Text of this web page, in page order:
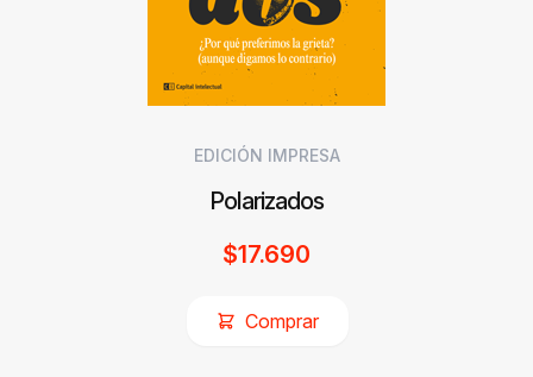
EDICIÓN IMPRESA
Polarizados
$17.690
Comprar